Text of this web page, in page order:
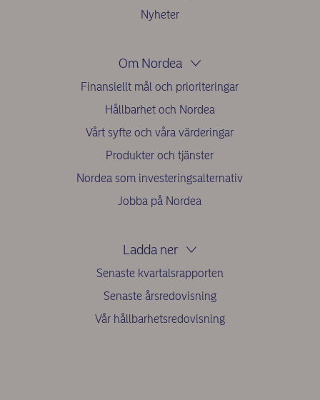
Nyheter
Om Nordea
Finansiellt mål och prioriteringar
Hållbarhet och Nordea
Vårt syfte och våra värderingar
Produkter och tjänster
Nordea som investeringsalternativ
Jobba på Nordea
Ladda ner
Senaste kvartalsrapporten
Senaste årsredovisning
Vår hållbarhetsredovisning